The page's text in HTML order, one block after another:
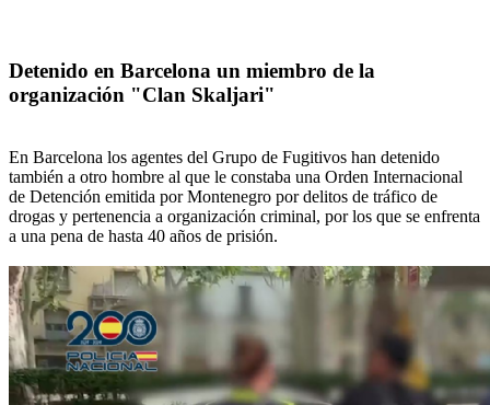
Detenido en Barcelona un miembro de la
organización "Clan Skaljari"
En Barcelona los agentes del Grupo de Fugitivos han detenido
también a otro hombre al que le constaba una Orden Internacional
de Detención emitida por Montenegro por delitos de tráfico de
drogas y pertenencia a organización criminal, por los que se enfrenta
a una pena de hasta 40 años de prisión.